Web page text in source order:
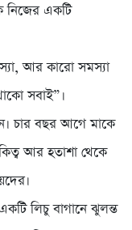
নিজের একটি
আর কারো সমস্যা
সবাই”।
চার বছর আগে মাকে
আর হতাশা থেকে
লিচু বাগানে ঝুলন্ত